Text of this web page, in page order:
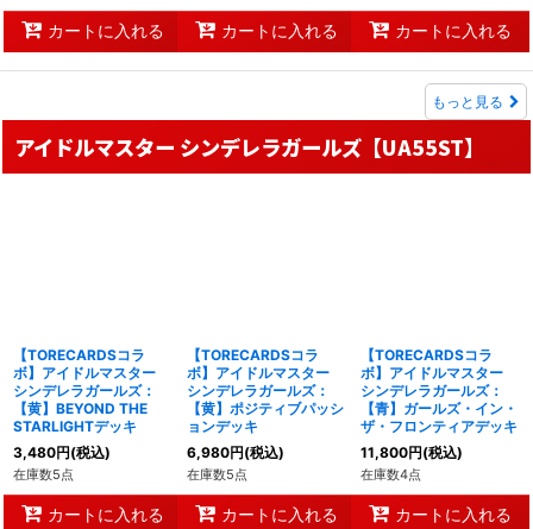
カートに入れる カートに入れる カートに入れる
もっと見る
アイドルマスター シンデレラガールズ【UA55ST】
【TORECARDSコラ
ボ】アイドルマスター
シンデレラガールズ：
【黄】BEYOND THE
STARLIGHTデッキ
3,480円(税込)
在庫数5点
カートに入れる
【TORECARDSコラ
ボ】アイドルマスター
シンデレラガールズ：
【黄】ポジティブパッシ
ョンデッキ
6,980円(税込)
在庫数5点
カートに入れる
【TORECARDSコラ
ボ】アイドルマスター
シンデレラガールズ：
【青】ガールズ・イン・
ザ・フロンティアデッキ
11,800円(税込)
在庫数4点
カートに入れる